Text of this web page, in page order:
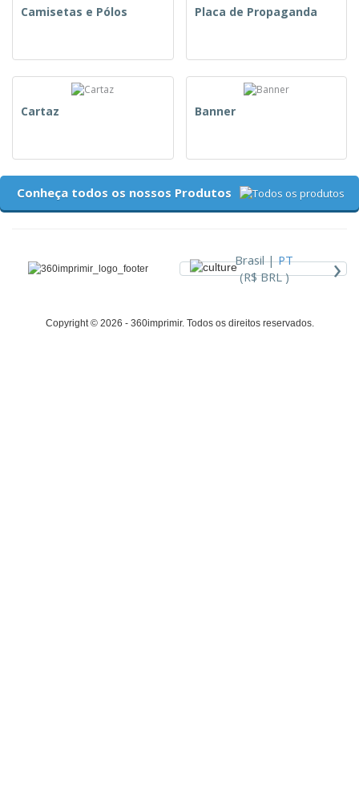
Camisetas e Pólos Placa de Propaganda
Cartaz Banner
Conheça todos os nossos Produtos
Brasil |PT
(R$ BRL )
›
Copyright © 2026 - 360imprimir. Todos os direitos reservados.